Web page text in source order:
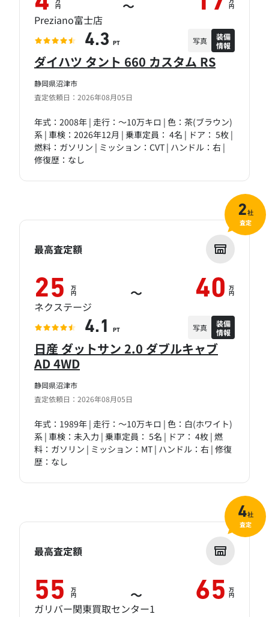
静岡県沼津市
査定依頼日：2026年08月05日
ダイハツ タント 660 カスタム RS
年式：2008年 | 走行：～10万キロ | 色：茶(ブラウン)
系 | 車検：2026年12月 | 乗車定員： 4名 | ドア： 5枚 |
燃料：ガソリン | ミッション：CVT | ハンドル：右 |
修復歴：なし
円 ～ 円
Preziano富士店
4.3 PT 写真
装備
情報
静岡県沼津市
査定依頼日：2026年08月05日
日産 ダットサン 2.0 ダブルキャブ
AD 4WD
年式：1989年 | 走行：～10万キロ | 色：白(ホワイト)
系 | 車検：未入力 | 乗車定員： 5名 | ドア： 4枚 | 燃
料：ガソリン | ミッション：MT | ハンドル：右 | 修復
歴：なし
最高査定額
25 万
円 ～ 40 万
円
ネクステージ
4.1 PT 写真
装備
情報
2社
査定
最高査定額
55 万
円 ～ 65 万
円
ガリバー関東買取センター1
4社
査定